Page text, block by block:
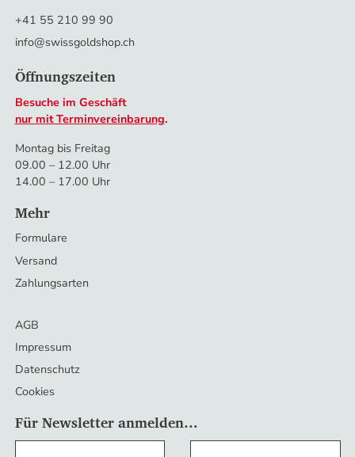
Aktualisiert um
Mehr Informationen
+41 55 210 99 90
info@swissgoldshop.ch
Öffnungszeiten
Besuche im Geschäft
nur mit Terminvereinbarung.
Montag bis Freitag
09.00 – 12.00 Uhr
14.00 – 17.00 Uhr
Mehr
Formulare
Versand
Zahlungsarten
AGB
Impressum
Datenschutz
Cookies
Für Newsletter anmelden…
Warum ist Gold eine gute Investition?
Altgold verkaufen
Welche Silbermünzen kaufen?
Flexible Goldbarren kaufen